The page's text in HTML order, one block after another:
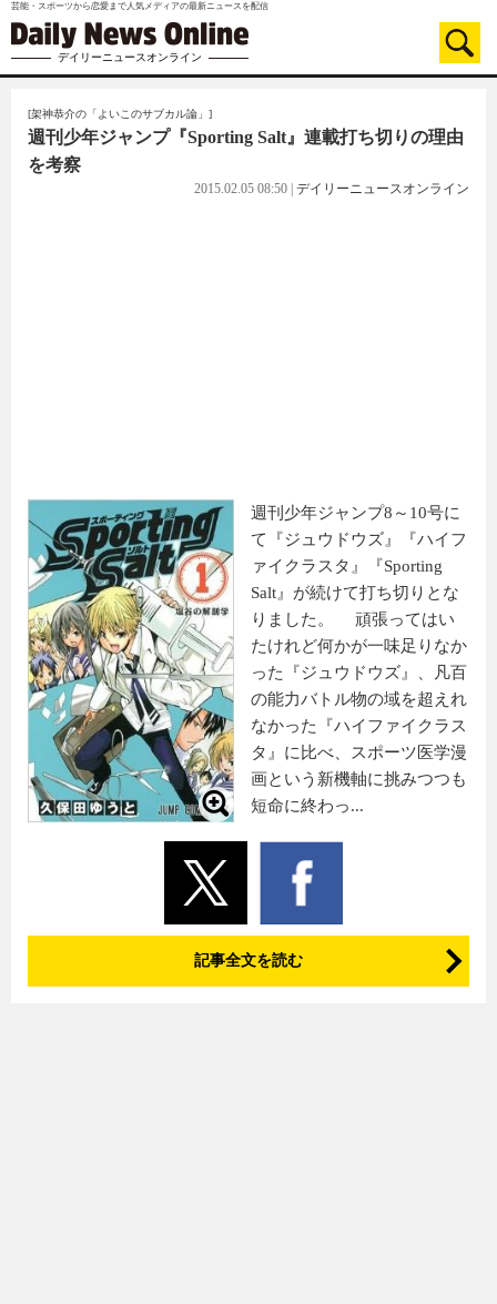
芸能・スポーツから恋愛まで人気メディアの最新ニュースを配信
デイリーニュースオンライン
[架神恭介の「よいこのサブカル論」]
週刊少年ジャンプ『Sporting Salt』連載打ち切りの理由
を考察
2015.02.05 08:50 デイリーニュースオンライン
週刊少年ジャンプ8～10号に
て『ジュウドウズ』『ハイフ
ァイクラスタ』『Sporting
Salt』が続けて打ち切りとな
りました。 頑張ってはい
たけれど何かが一味足りなか
った『ジュウドウズ』、凡百
の能力バトル物の域を超えれ
なかった『ハイファイクラス
タ』に比べ、スポーツ医学漫
画という新機軸に挑みつつも
短命に終わっ...
記事全文を読む